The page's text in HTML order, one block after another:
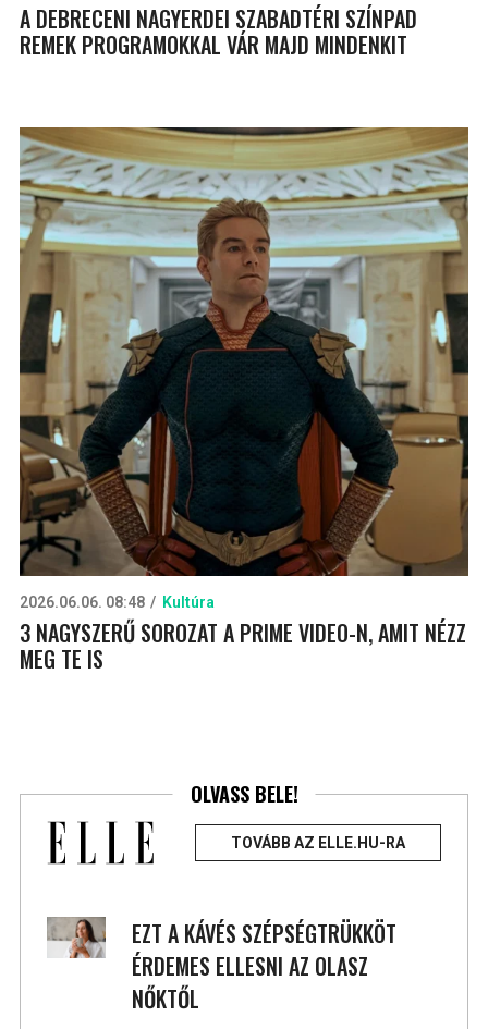
A DEBRECENI NAGYERDEI SZABADTÉRI SZÍNPAD
REMEK PROGRAMOKKAL VÁR MAJD MINDENKIT
2026.06.06. 08:48 Kultúra
3 NAGYSZERŰ SOROZAT A PRIME VIDEO-N, AMIT NÉZZ
MEG TE IS
OLVASS BELE!
TOVÁBB AZ ELLE.HU-RA
EZT A KÁVÉS SZÉPSÉGTRÜKKÖT
ÉRDEMES ELLESNI AZ OLASZ
NŐKTŐL